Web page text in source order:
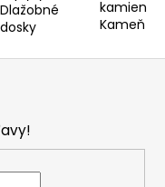
Dlažobné
dosky
Kameň